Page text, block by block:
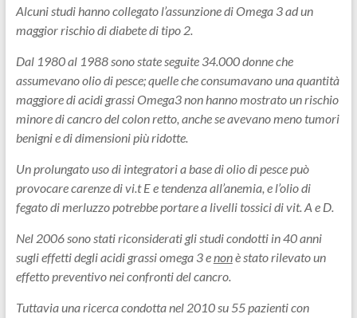
Alcuni studi hanno collegato l’assunzione di Omega 3 ad un
maggior rischio di diabete di tipo 2.
Dal 1980 al 1988 sono state seguite 34.000 donne che
assumevano olio di pesce; quelle che consumavano una quantità
maggiore di acidi grassi Omega3 non hanno mostrato un rischio
minore di cancro del colon retto, anche se avevano meno tumori
benigni e di dimensioni più ridotte.
Un prolungato uso di integratori a base di olio di pesce può
provocare carenze di vi.t E e tendenza all’anemia, e l’olio di
fegato di merluzzo potrebbe portare a livelli tossici di vit. A e D.
Nel 2006 sono stati riconsiderati gli studi condotti in 40 anni
sugli effetti degli acidi grassi omega 3 enonè stato rilevato un
effetto preventivo nei confronti del cancro.
Tuttavia una ricerca condotta nel 2010 su 55 pazienti con